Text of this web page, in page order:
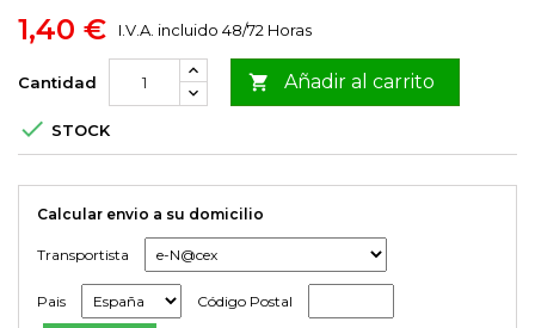
1,40 € I.V.A. incluido 48/72 Horas
Cantidad  Añadir al carrito
 STOCK
Calcular envio a su domicilio
Transportista
Pais Código Postal